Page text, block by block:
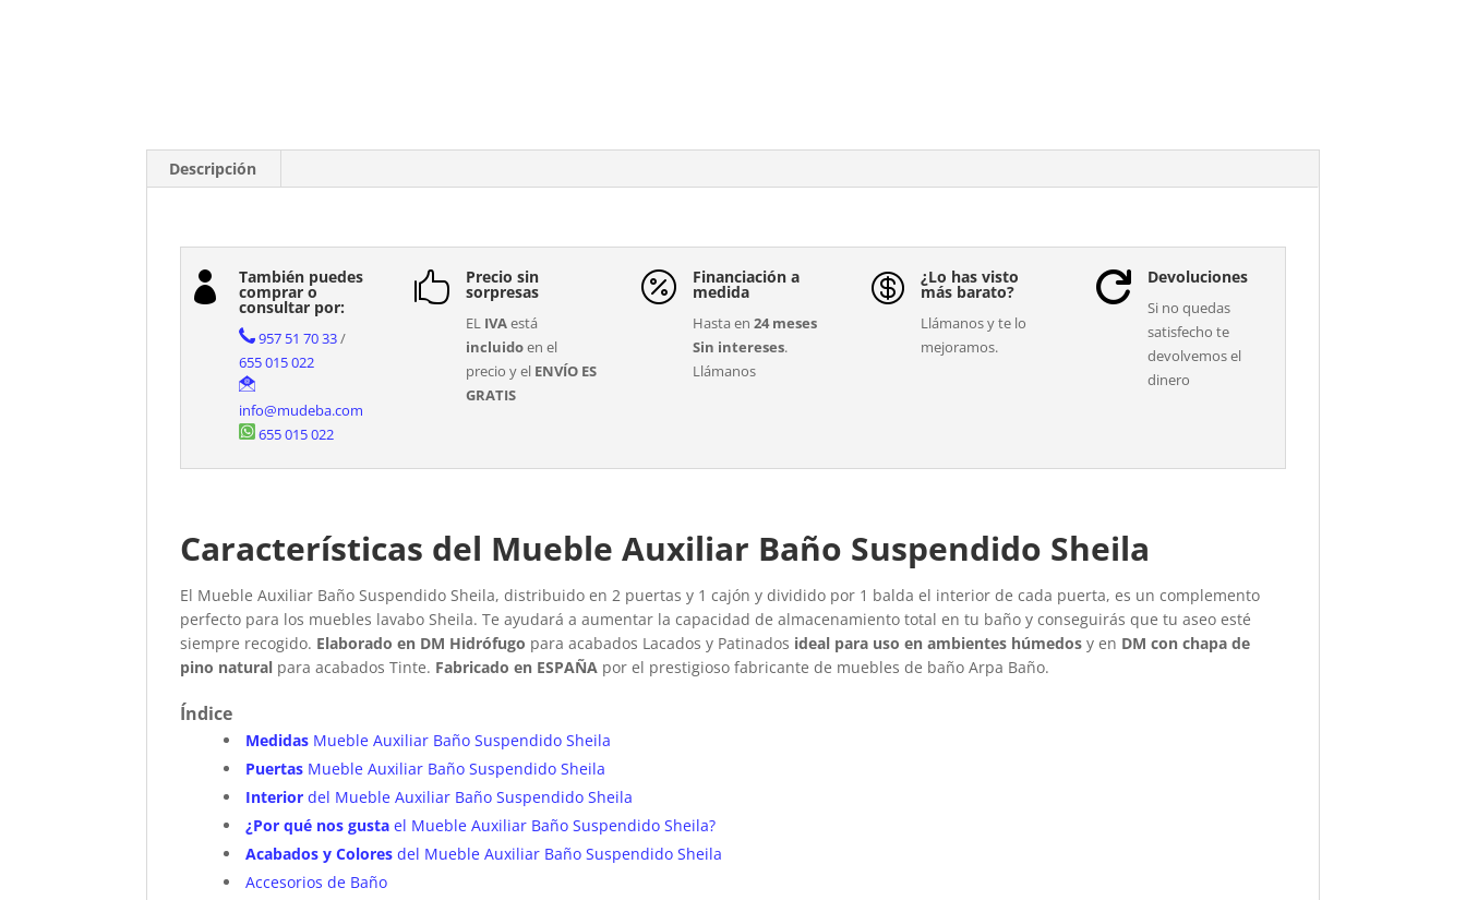
Descripción
 También puedes
comprar o
consultar por:
957 51 70 33/
655 015 022
info@mudeba.com
655 015 022
 Precio sin
sorpresas
EL IVAestá
incluidoen el
precio y el ENVÍO ES
GRATIS
 Financiación a
medida
Hasta en24 meses
Sin intereses.
Llámanos
 ¿Lo has visto
más barato?
Llámanos y te lo
mejoramos.
 Devoluciones
Si no quedas
satisfecho te
devolvemos el
dinero
Características del Mueble Auxiliar Baño Suspendido Sheila
El Mueble Auxiliar Baño Suspendido Sheila, distribuido en 2 puertas y 1 cajón y dividido por 1 balda el interior de cada puerta, es un complemento
perfecto para los muebles lavabo Sheila. Te ayudará a aumentar la capacidad de almacenamiento total en tu baño y conseguirás que tu aseo esté
siempre recogido. Elaborado en DM Hidrófugo para acabados Lacados y Patinados ideal para uso en ambientes húmedos y en DM con chapa de
pino natural para acabados Tinte. Fabricado en ESPAÑA por el prestigioso fabricante de muebles de baño Arpa Baño.
Índice
Medidas Mueble Auxiliar Baño Suspendido Sheila
Puertas Mueble Auxiliar Baño Suspendido Sheila
Interior del Mueble Auxiliar Baño Suspendido Sheila
¿Por qué nos gusta el Mueble Auxiliar Baño Suspendido Sheila?
Acabados y Colores del Mueble Auxiliar Baño Suspendido Sheila
Accesorios de Baño